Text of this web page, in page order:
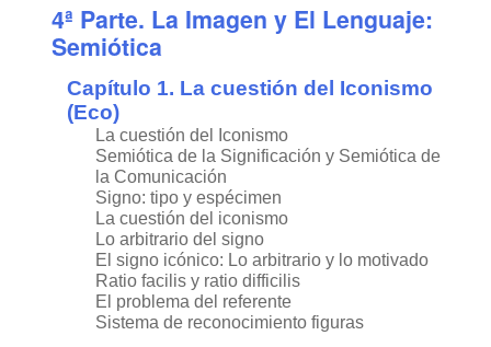
4ª Parte. La Imagen y El Lenguaje:
Semiótica
Capítulo 1. La cuestión del Iconismo
(Eco)
La cuestión del Iconismo
Semiótica de la Significación y Semiótica de
la Comunicación
Signo: tipo y espécimen
La cuestión del iconismo
Lo arbitrario del signo
El signo icónico: Lo arbitrario y lo motivado
Ratio facilis y ratio difficilis
El problema del referente
Sistema de reconocimiento figuras